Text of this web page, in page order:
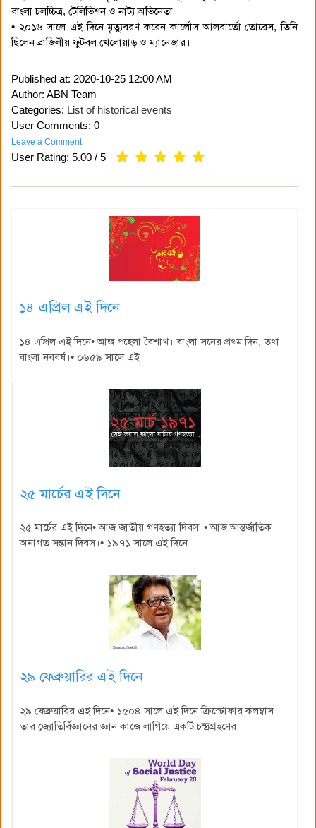
বাংলা চলচ্চিত্র, টেলিভিশন ও নাট্য অভিনেতা।
• ২০১৬ সালে এই দিনে মৃত্যুবরণ করেন কার্লোস আলবার্তো তোরেস, তিনি
ছিলেন ব্রাজিলীয় ফুটবল খেলোয়াড় ও ম্যানেজার।
Published at: 2020-10-25 12:00 AM
Author: ABN Team
Categories: List of historical events
User Comments: 0
Leave a Comment
User Rating: 5.00 / 5
১৪ এপ্রিল এই দিনে
১৪ এপ্রিল এই দিনে• আজ পহেলা বৈশাখ। বাংলা সনের প্রথম দিন, তথা
বাংলা নববর্ষ।• ০৬৫৯ সালে এই
২৫ মার্চের এই দিনে
২৫ মার্চের এই দিনে• আজ জাতীয় গণহত্যা দিবস।• আজ আন্তর্জাতিক
অনাগত সন্তান দিবস।• ১৯৭১ সালে এই দিনে
২৯ ফেব্রুয়ারির এই দিনে
২৯ ফেব্রুয়ারির এই দিনে• ১৫০৪ সালে এই দিনে ক্রিস্টোফার কলম্বাস
তার জ্যোতির্বিজ্ঞানের জ্ঞান কাজে লাগিয়ে একটি চন্দ্রগ্রহণের